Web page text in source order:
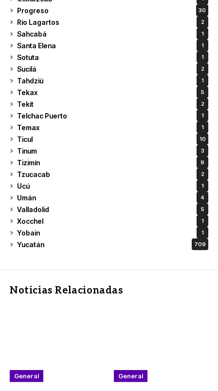
Progreso 30
Río Lagartos 2
Sahcabá 1
Santa Elena 1
Sotuta 1
Sucilá 2
Tahdziú 1
Tekax 5
Tekit 2
Telchac Puerto 1
Temax 1
Ticul 10
Tinum 3
Tizimín 9
Tzucacab 2
Ucú 1
Umán 4
Valladolid 5
Xocchel 1
Yobain 1
Yucatán 709
Noticias Relacionadas
General General